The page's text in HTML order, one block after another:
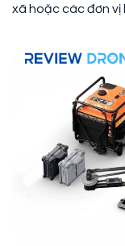
xã hoặc các đơn vị